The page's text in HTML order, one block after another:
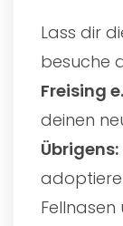
Lass dir
besuche
Freising
deinen
Übrigens: